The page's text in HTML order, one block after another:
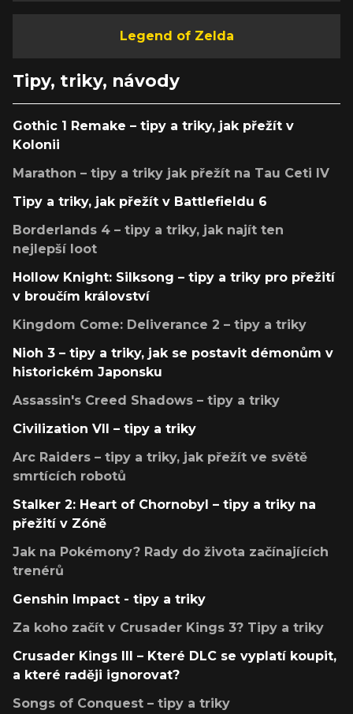
Legend of Zelda
Tipy, triky, návody
Gothic 1 Remake – tipy a triky, jak přežít v
Kolonii
Marathon – tipy a triky jak přežít na Tau Ceti IV
Tipy a triky, jak přežít v Battlefieldu 6
Borderlands 4 – tipy a triky, jak najít ten
nejlepší loot
Hollow Knight: Silksong – tipy a triky pro přežití
v broučím království
Kingdom Come: Deliverance 2 – tipy a triky
Nioh 3 – tipy a triky, jak se postavit démonům v
historickém Japonsku
Assassin's Creed Shadows – tipy a triky
Civilization VII – tipy a triky
Arc Raiders – tipy a triky, jak přežít ve světě
smrtících robotů
Stalker 2: Heart of Chornobyl – tipy a triky na
přežití v Zóně
Jak na Pokémony? Rady do života začínajících
trenérů
Genshin Impact - tipy a triky
Za koho začít v Crusader Kings 3? Tipy a triky
Crusader Kings III – Které DLC se vyplatí koupit,
a které raději ignorovat?
Songs of Conquest – tipy a triky